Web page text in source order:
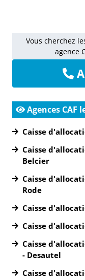
Vous cherchez
agence
Agences CAF
Caisse
Caisse
Belcier
Caisse
Rode
Caisse
Caisse
Caisse
- Desautel
Caisse